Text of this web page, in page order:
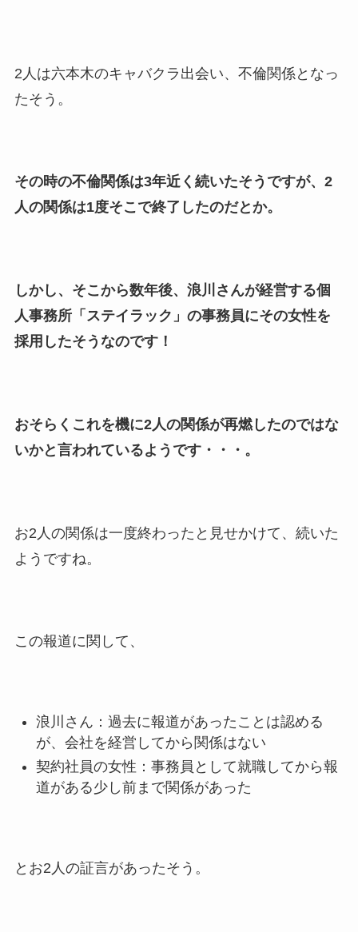
2人は六本木のキャバクラ出会い、不倫関係となっ
たそう。
その時の不倫関係は3年近く続いたそうですが、2
人の関係は1度そこで終了したのだとか。
しかし、そこから数年後、浪川さんが経営する個
人事務所「ステイラック」の事務員にその女性を
採用したそうなのです！
おそらくこれを機に2人の関係が再燃したのではな
いかと言われているようです・・・。
お2人の関係は一度終わったと見せかけて、続いた
ようですね。
この報道に関して、
浪川さん：過去に報道があったことは認める
が、会社を経営してから関係はない
契約社員の女性：事務員として就職してから報
道がある少し前まで関係があった
とお2人の証言があったそう。